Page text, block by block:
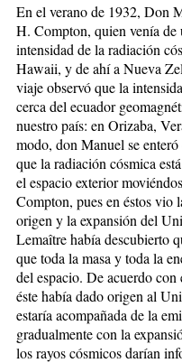
En el verano de 1932, Don
H. Compton, quien venía
intensidad de la radiación
Hawaii, y de ahí a Nueva
viaje observó que la
cerca del ecuador
nuestro país: en Orizaba,
modo, don Manuel se
que la radiación cósmica
el espacio exterior
Compton, pues en éstos vio
origen y la expansión del
Lemaître había descubierto
que toda la masa y toda la
del espacio. De acuerdo
éste había dado origen al
estaría acompañada de la
gradualmente con la
los rayos cósmicos darían